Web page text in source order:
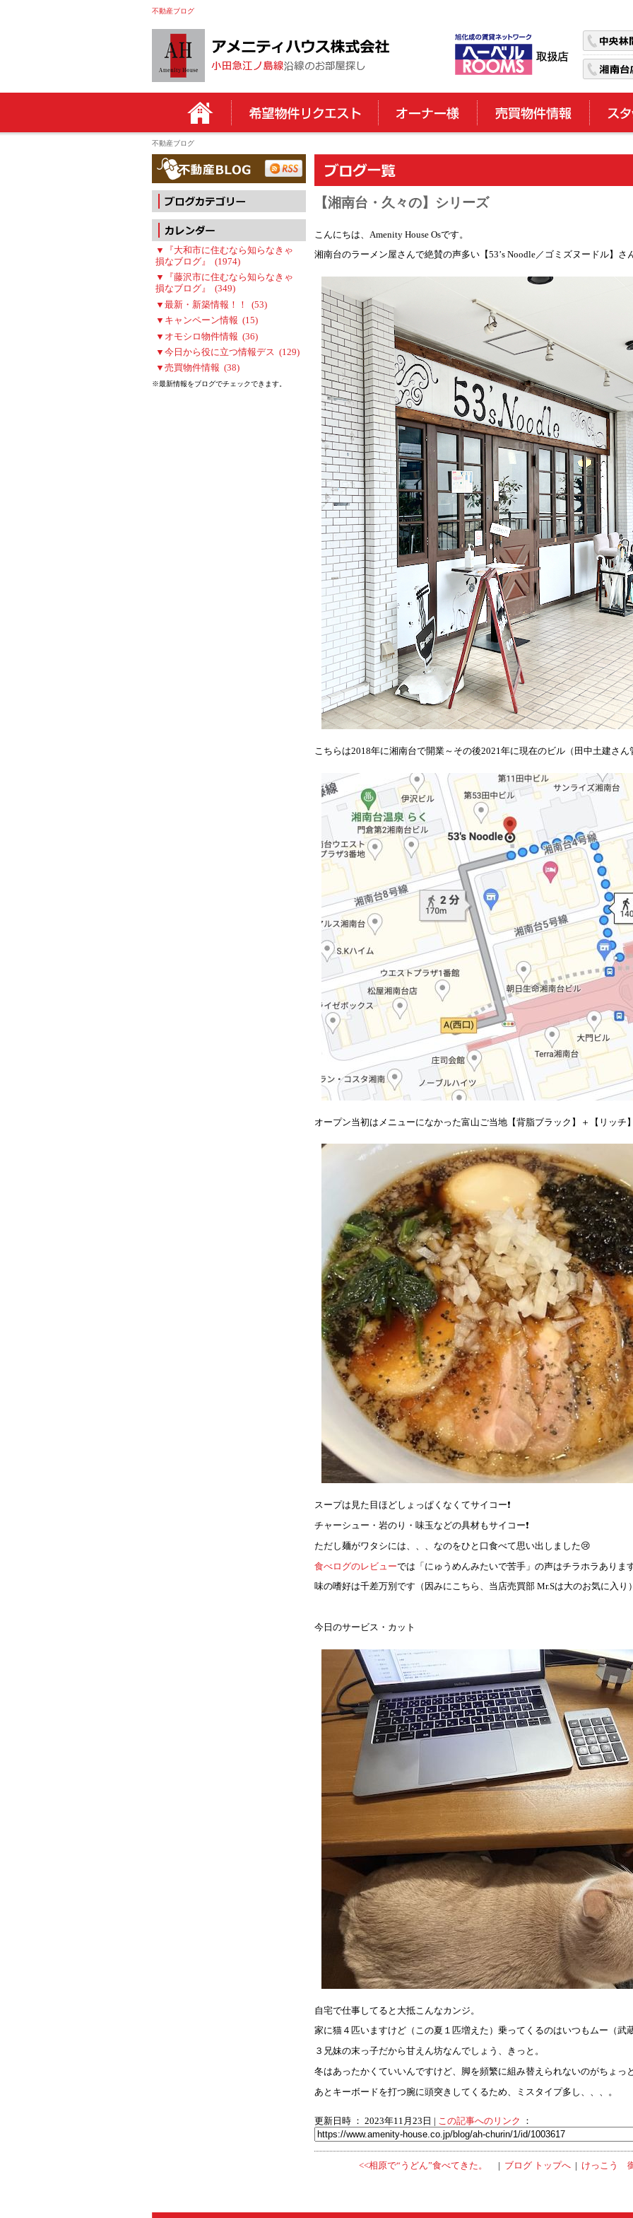
不動産ブログ
不動産ブログ
【湘南台・久々の】シリーズ
こんにちは、Amenity House Osです。
湘南台のラーメン屋さんで絶賛の声多い【53’s Noodle／ゴミズヌードル】
こちらは2018年に湘南台で開業～その後2021年に現在のビル（田中土建さ
オープン当初はメニューになかった富山ご当地【背脂ブラック】＋【リッチ
スープは見た目ほどしょっぱくなくてサイコー❗️
チャーシュー・岩のり・味玉などの具材もサイコー❗️
ただし麺がワタシには、、、なのをひと口食べて思い出しました😢
食べログのレビューでは「にゅうめんみたいで苦手」の声はチラホラありま
味の嗜好は千差万別です（因みにこちら、当店売買部 Mr.Sは大のお気に入り
今日のサービス・カット
自宅で仕事してると大抵こんなカンジ。
家に猫４匹いますけど（この夏１匹増えた）乗ってくるのはいつもムー（武
３兄妹の末っ子だから甘えん坊なんでしょう、きっと。
冬はあったかくていいんですけど、脚を頻繁に組み替えられないのがちょっ
あとキーボードを打つ腕に頭突きしてくるため、ミスタイプ多し、、、。
更新日時 ： 2023年11月23日 この記事へのリンク ：
<<相原で“うどん”食べてきた。 ブログ トップへ| けっこう
▼『大和市に住むなら知らなきゃ
損なブログ』 (1974)
▼『藤沢市に住むなら知らなきゃ
損なブログ』 (349)
▼最新・新築情報！！ (53)
▼キャンペーン情報 (15)
▼オモシロ物件情報 (36)
▼今日から役に立つ情報デス (129)
▼売買物件情報 (38)
※最新情報をブログでチェックできます。